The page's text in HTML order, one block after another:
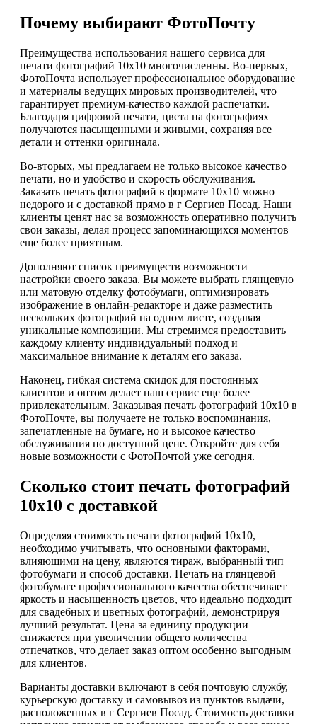
Почему выбирают ФотоПочту
Преимущества использования нашего сервиса для
печати фотографий 10х10 многочисленны. Во-первых,
ФотоПочта использует профессиональное оборудование
и материалы ведущих мировых производителей, что
гарантирует премиум-качество каждой распечатки.
Благодаря цифровой печати, цвета на фотографиях
получаются насыщенными и живыми, сохраняя все
детали и оттенки оригинала.
Во-вторых, мы предлагаем не только высокое качество
печати, но и удобство и скорость обслуживания.
Заказать печать фотографий в формате 10х10 можно
недорого и с доставкой прямо в г Сергиев Посад. Наши
клиенты ценят нас за возможность оперативно получить
свои заказы, делая процесс запоминающихся моментов
еще более приятным.
Дополняют список преимуществ возможности
настройки своего заказа. Вы можете выбрать глянцевую
или матовую отделку фотобумаги, оптимизировать
изображение в онлайн-редакторе и даже разместить
нескольких фотографий на одном листе, создавая
уникальные композиции. Мы стремимся предоставить
каждому клиенту индивидуальный подход и
максимальное внимание к деталям его заказа.
Наконец, гибкая система скидок для постоянных
клиентов и оптом делает наш сервис еще более
привлекательным. Заказывая печать фотографий 10х10 в
ФотоПочте, вы получаете не только воспоминания,
запечатленные на бумаге, но и высокое качество
обслуживания по доступной цене. Откройте для себя
новые возможности с ФотоПочтой уже сегодня.
Сколько стоит печать фотографий
10х10 с доставкой
Определяя стоимость печати фотографий 10х10,
необходимо учитывать, что основными факторами,
влияющими на цену, являются тираж, выбранный тип
фотобумаги и способ доставки. Печать на глянцевой
фотобумаге профессионального качества обеспечивает
яркость и насыщенность цветов, что идеально подходит
для свадебных и цветных фотографий, демонстрируя
лучший результат. Цена за единицу продукции
снижается при увеличении общего количества
отпечатков, что делает заказ оптом особенно выгодным
для клиентов.
Варианты доставки включают в себя почтовую службу,
курьерскую доставку и самовывоз из пунктов выдачи,
расположенных в г Сергиев Посад. Стоимость доставки